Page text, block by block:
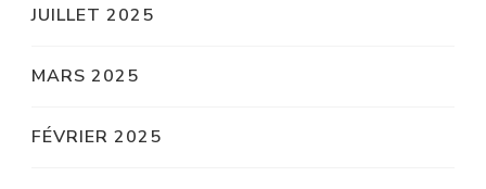
JUILLET 2025
MARS 2025
FÉVRIER 2025